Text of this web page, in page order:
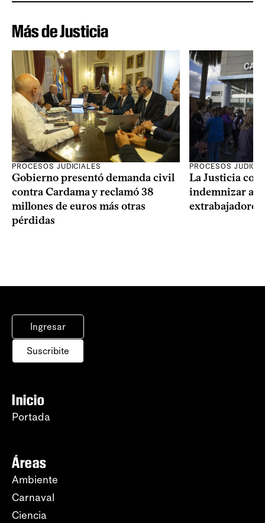
Más de Justicia
PROCESOS JUDICIALES
Gobierno presentó demanda civil
contra Cardama y reclamó 38
millones de euros más otras
pérdidas
PROCESOS
La Justicia
indemnizar a
extrabajadores
Ingresar
Suscribite
Inicio
Portada
Áreas
Ambiente
Carnaval
Ciencia